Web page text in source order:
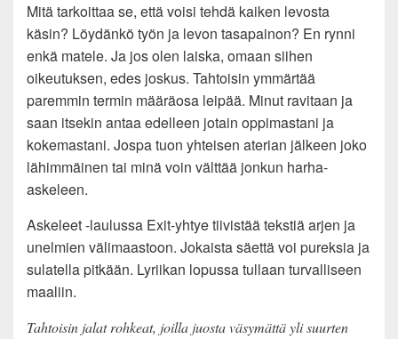
Mitä tarkoittaa se, että voisi tehdä kaiken levosta
käsin? Löydänkö työn ja levon tasapainon? En rynni
enkä matele. Ja jos olen laiska, omaan siihen
oikeutuksen, edes joskus. Tahtoisin ymmärtää
paremmin termin määräosa leipää. Minut ravitaan ja
saan itsekin antaa edelleen jotain oppimastani ja
kokemastani. Jospa tuon yhteisen aterian jälkeen joko
lähimmäinen tai minä voin välttää jonkun harha-
askeleen.
Askeleet -laulussa Exit-yhtye tiivistää tekstiä arjen ja
unelmien välimaastoon. Jokaista säettä voi pureksia ja
sulatella pitkään. Lyriikan lopussa tullaan turvalliseen
maaliin.
Tahtoisin jalat rohkeat, joilla juosta väsymättä yli suurten